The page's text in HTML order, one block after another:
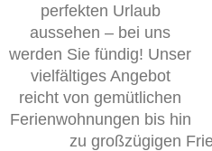
perfekten Urlaub
aussehen – bei uns
werden Sie fündig! Unser
vielfältiges Angebot
reicht von gemütlichen
Ferienwohnungen bis hin
zu großzügigen